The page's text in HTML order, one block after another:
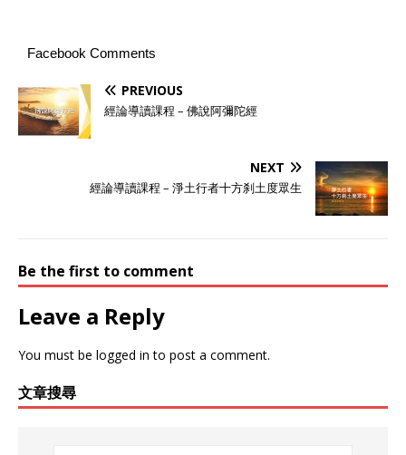
Facebook Comments
PREVIOUS
經論導讀課程 – 佛說阿彌陀經
NEXT
經論導讀課程 – 淨土行者​十方刹土度眾生
Be the first to comment
Leave a Reply
You must be logged in to post a comment.
文章搜尋